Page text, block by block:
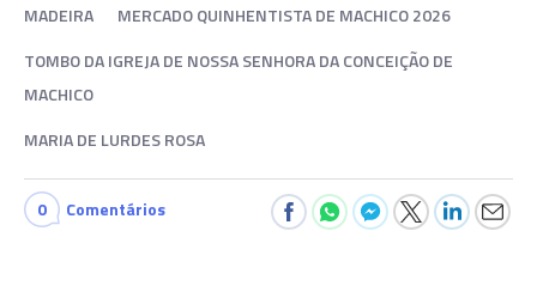
MADEIRA
MERCADO QUINHENTISTA DE MACHICO 2026
TOMBO DA IGREJA DE NOSSA SENHORA DA CONCEIÇÃO DE
MACHICO
MARIA DE LURDES ROSA
0 Comentários